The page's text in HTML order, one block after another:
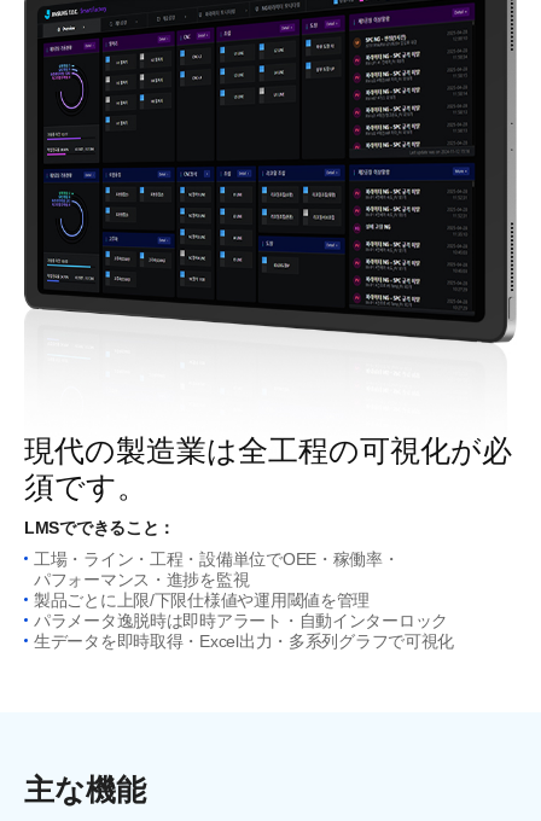
現代の製造業は全工程の可視化が必
須です。
LMSでできること：
工場・ライン・工程・設備単位でOEE・稼働率・
パフォーマンス・進捗を監視
製品ごとに上限/下限仕様値や運用閾値を管理
パラメータ逸脱時は即時アラート・自動インターロック
生データを即時取得・Excel出力・多系列グラフで可視化
主な機能